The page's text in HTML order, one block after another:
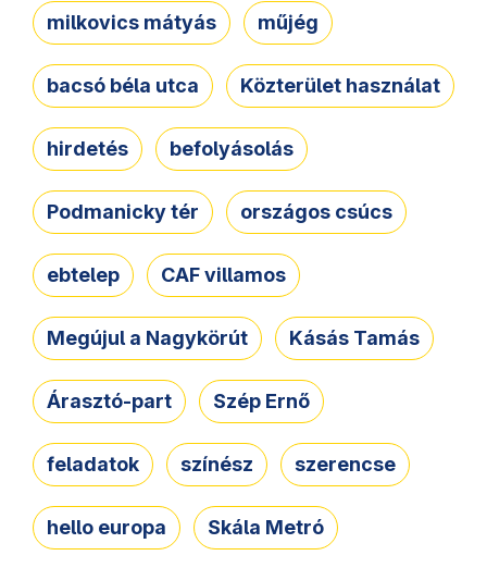
milkovics mátyás műjég
bacsó béla utca Közterület használat
hirdetés befolyásolás
Podmanicky tér országos csúcs
ebtelep CAF villamos
Megújul a Nagykörút Kásás Tamás
Árasztó-part Szép Ernő
feladatok színész szerencse
hello europa Skála Metró